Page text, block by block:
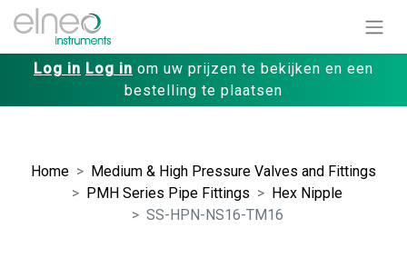
Log in Log in om uw prijzen te bekijken en een
bestelling te plaatsen
Home
Medium & High Pressure Valves and Fittings
PMH Series Pipe Fittings
Hex Nipple
SS-HPN-NS16-TM16